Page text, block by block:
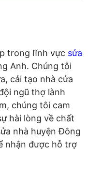
trong lĩnh vực sửa
Anh. Chúng tôi
cải tạo nhà cửa
ngũ thợ lành
chúng tôi cam
hài lòng về chất
nhà huyện Đông
nhận được hỗ trợ